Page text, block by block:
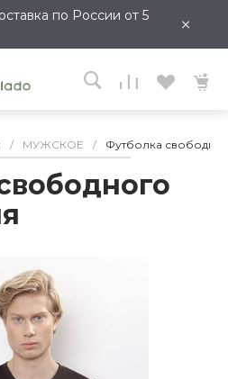
по России от 5
×
/ МУЖСКОЕ / Футболка